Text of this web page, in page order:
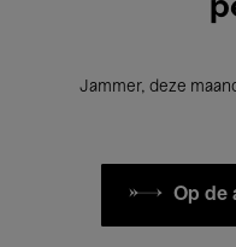
Jammer, deze
Op de